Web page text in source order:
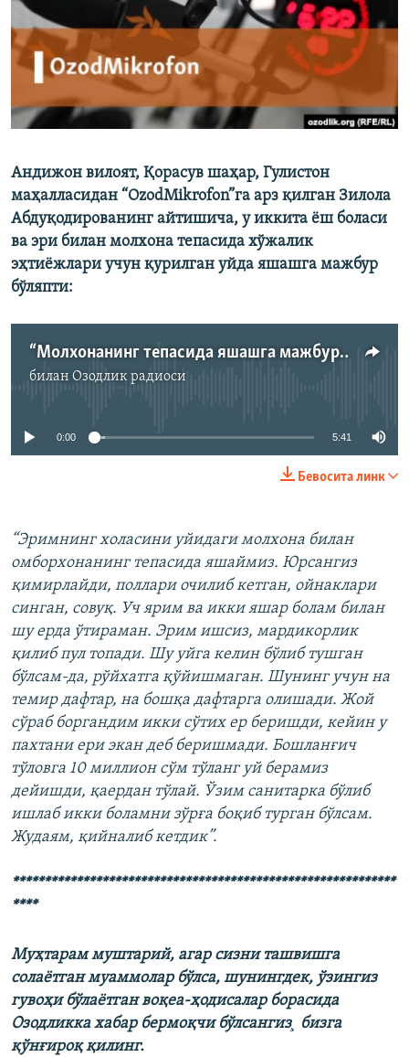
Андижон вилоят, Қорасув шаҳар, Гулистон
маҳалласидан “OzodMikrofon”га арз қилган Зилола
Абдуқодированинг айтишича, у иккита ёш боласи
ва эри билан молхона тепасида хўжалик
эҳтиёжлари учун қурилган уйда яшашга мажбур
бўляпти:
“Молхонанинг тепасида яшашга мажбурмиз”
билан Озодлик радиоси
Айни дамда медиа-манба мавжуд эмас
0:00 5:41
Бевосита линк
“Эримнинг холасини уйидаги молхона билан
омборхонанинг тепасида яшаймиз. Юрсангиз
қимирлайди, поллари очилиб кетган, ойнаклари
синган, совуқ. Уч ярим ва икки яшар болам билан
шу ерда ўтираман. Эрим ишсиз, мардикорлик
қилиб пул топади. Шу уйга келин бўлиб тушган
бўлсам-да, рўйхатга қўйишмаган. Шунинг учун на
темир дафтар, на бошқа дафтарга олишади. Жой
сўраб боргандим икки сўтих ер беришди, кейин у
пахтани ери экан деб беришмади. Бошланғич
тўловга 10 миллион сўм тўланг уй берамиз
дейишди, қаердан тўлай. Ўзим санитарка бўлиб
ишлаб икки боламни зўрға боқиб турган бўлсам.
Жудаям, қийналиб кетдик”.
************************************************************
****
Муҳтарам муштарий, агар сизни ташвишга
солаётган муаммолар бўлса, шунингдек, ўзингиз
гувоҳи бўлаётган воқеа-ҳодисалар борасида
Озодликка хабар бермоқчи бўлсангиз¸ бизга
қўнғироқ қилинг.